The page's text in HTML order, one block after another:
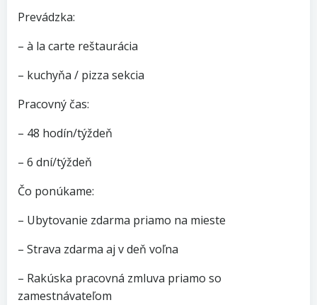
Prevádzka:
– à la carte reštaurácia
– kuchyňa / pizza sekcia
Pracovný čas:
– 48 hodín/týždeň
– 6 dní/týždeň
Čo ponúkame:
– Ubytovanie zdarma priamo na mieste
– Strava zdarma aj v deň voľna
– Rakúska pracovná zmluva priamo so
zamestnávateľom